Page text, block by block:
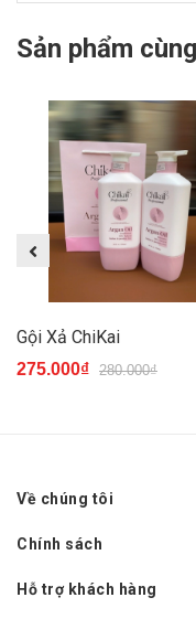
Sản phẩm
Gội Xả ChiKai
275.000₫ 280.000₫
Về chúng tôi
Chính sách
Hỗ trợ khách hàng